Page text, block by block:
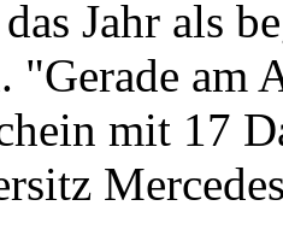
Jahr als
"Gerade am
mit 17